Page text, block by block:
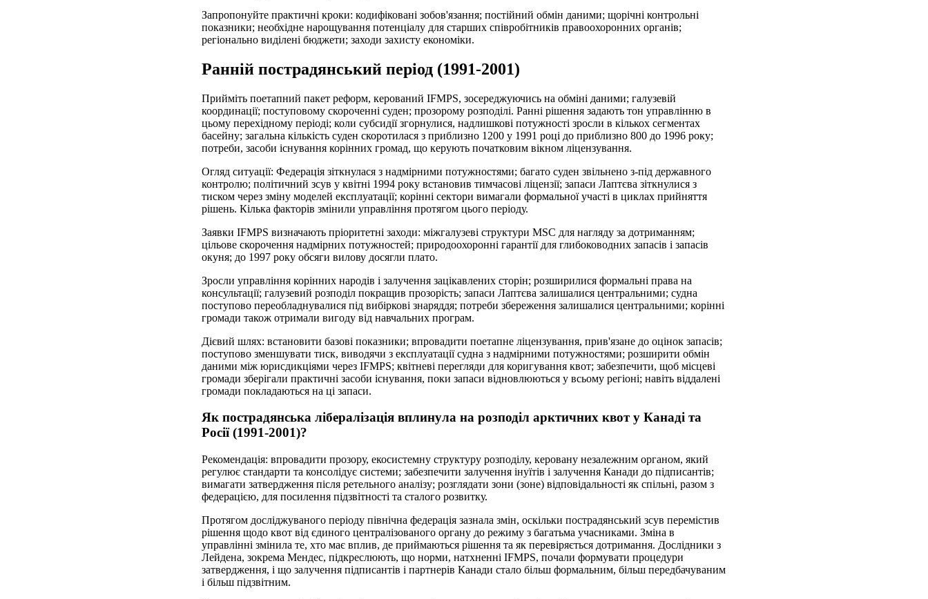
Запропонуйте практичні кроки: кодифіковані зобов'язання; постійний обмін даними; щорічні контрольні
показники; необхідне нарощування потенціалу для старших співробітників правоохоронних органів;
регіонально виділені бюджети; заходи захисту економіки.
Ранній пострадянський період (1991-2001)
Прийміть поетапний пакет реформ, керований IFMPS, зосереджуючись на обміні даними; галузевій
координації; поступовому скороченні суден; прозорому розподілі. Ранні рішення задають тон управлінню в
цьому перехідному періоді; коли субсидії згорнулися, надлишкові потужності зросли в кількох сегментах
басейну; загальна кількість суден скоротилася з приблизно 1200 у 1991 році до приблизно 800 до 1996 року;
потреби, засоби існування корінних громад, що керують початковим вікном ліцензування.
Огляд ситуації: Федерація зіткнулася з надмірними потужностями; багато суден звільнено з-під державного
контролю; політичний зсув у квітні 1994 року встановив тимчасові ліцензії; запаси Лаптєва зіткнулися з
тиском через зміну моделей експлуатації; корінні сектори вимагали формальної участі в циклах прийняття
рішень. Кілька факторів змінили управління протягом цього періоду.
Заявки IFMPS визначають пріоритетні заходи: міжгалузеві структури MSC для нагляду за дотриманням;
цільове скорочення надмірних потужностей; природоохоронні гарантії для глибоководних запасів і запасів
окуня; до 1997 року обсяги вилову досягли плато.
Зросли управління корінних народів і залучення зацікавлених сторін; розширилися формальні права на
консультації; галузевий розподіл покращив прозорість; запаси Лаптєва залишалися центральними; судна
поступово переобладнувалися під вибіркові знаряддя; потреби збереження залишалися центральними; корінні
громади також отримали вигоду від навчальних програм.
Дієвий шлях: встановити базові показники; впровадити поетапне ліцензування, прив'язане до оцінок запасів;
поступово зменшувати тиск, виводячи з експлуатації судна з надмірними потужностями; розширити обмін
даними між юрисдикціями через IFMPS; квітневі перегляди для коригування квот; забезпечити, щоб місцеві
громади зберігали практичні засоби існування, поки запаси відновлюються у всьому регіоні; навіть віддалені
громади покладаються на ці запаси.
Як пострадянська лібералізація вплинула на розподіл арктичних квот у Канаді та
Росії (1991-2001)?
Рекомендація: впровадити прозору, екосистемну структуру розподілу, керовану незалежним органом, який
регулює стандарти та консолідує системи; забезпечити залучення інуїтів і залучення Канади до підписантів;
вимагати затвердження після ретельного аналізу; розглядати зони (зоне) відповідальності як спільні, разом з
федерацією, для посилення підзвітності та сталого розвитку.
Протягом досліджуваного періоду північна федерація зазнала змін, оскільки пострадянський зсув перемістив
рішення щодо квот від єдиного централізованого органу до режиму з багатьма учасниками. Зміна в
управлінні змінила те, хто має вплив, де приймаються рішення та як перевіряється дотримання. Дослідники з
Лейдена, зокрема Мендес, підкреслюють, що норми, натхненні IFMPS, почали формувати процедури
затвердження, і що залучення підписантів і партнерів Канади стало більш формальним, більш передбачуваним
і більш підзвітним.